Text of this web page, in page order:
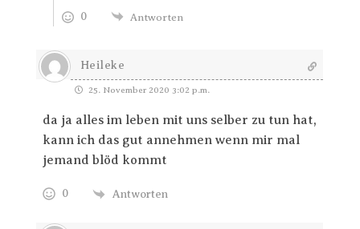
0 Antworten
Heileke
25. November 2020 3:02 p.m.
da ja alles im leben mit uns selber zu tun hat,
kann ich das gut annehmen wenn mir mal
jemand blöd kommt
0 Antworten